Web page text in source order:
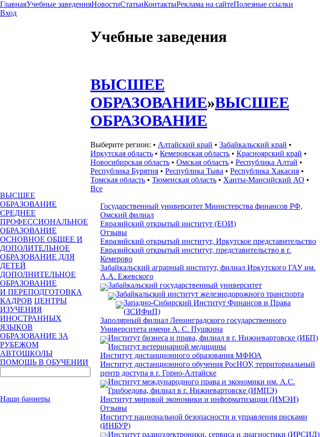
ГлавнаяУчебные заведенияНовостиСтатьиКонтактыРеклама на сайтеПолезные ссылки
Вход
ВЫСШЕЕ
ОБРАЗОВАНИЕ
СРЕДНЕЕ
ПРОФЕССИОНАЛЬНОЕ
ОБРАЗОВАНИЕ
ОСНОВНОЕ ОБЩЕЕ И
ДОПОЛИТЕЛЬНОЕ
ОБРАЗОВАНИЕ ДЛЯ
ДЕТЕЙ
ДОПОЛНИТЕЛЬНОЕ
ОБРАЗОВАНИЕ
И ПЕРЕПОДГОТОВКА
КАДРОВ ЦЕНТРЫ
ИЗУЧЕНИЯ
ИНОСТРАННЫХ
ЯЗЫКОВ
ОБРАЗОВАНИЕ ЗА
РУБЕЖОМ
АВТОШКОЛЫ
ПОМОЩЬ В ОБУЧЕНИИ
Наши баннеры
Учебные заведения
ВЫСШЕЕ
ОБРАЗОВАНИЕ»ВЫСШЕЕ
ОБРАЗОВАНИЕ
Выберите регион: • Алтайский край • Забайкальский край •
Иркутская область • Кемеровская область • Красноярский край •
Новосибирская область • Омская область • Республика Алтай •
Республика Бурятия • Республика Тыва • Республика Хакасия •
Томская область • Тюменская область • Ханты-Мансийский АО •
Все
Государственный университет Министерства финансов РФ,
Омский филиал
Евразийский открытый институт (ЕОИ)
Отзывы
Евразийский открытый институт, Иркутское представительство
Евразийский открытый институт, представительство в г.
Кемерово
Забайкальский аграрный институт, филиал Иркутского ГАУ им.
А.А. Ежевского
Забайкальский государственный университет
Забайкальский институт железнодорожного транспорта
Западно-Сибирский Институт Финансов и Права
(ЗСИФиП)
Заполярный филиал Ленинградского государственного
Университета имени А. С. Пушкина
Институт бизнеса и права, филиал в г. Нижневартовске (ИБП)
Институт ветеринарной медицины
Институт дистанционного образования МФЮА
Институт дистанционного обучения РосНОУ, территориальный
центр доступа в г. Горно-Алтайске
Институт международного права и экономики им. А.С.
Грибоедова, филиал в г. Нижневартовске (ИМПЭ)
Институт мировой экономики и информатизации (ИМЭИ)
Отзывы
Институт национальной безопасности и управления рисками
(ИНБУР)
Институт радиоэлектроники, сервиса и диагностики (ИРСИД)